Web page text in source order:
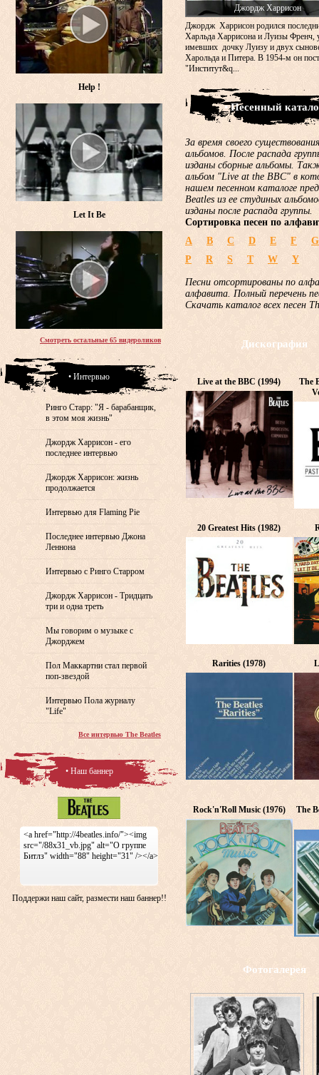
Джордж Харрисон
Джордж Харрисон родился
Харльда Харрисона и Луизы Френч,
имевших дочку Луизу и двух
Харольда и Питера. В 1954-м он
"Институт&q...
• Песенный
За время своего
альбомов. После распада
изданы сборные альбомы.
альбом "Live at the BBC" в
нашем песенном каталоге
Beatles из ее студиных
изданы после распада группы.
Сортировка песен по
A
B C D E F
G
P
R S T W Y
Песни отсортированы по
алфавита. Полный перечень
Скачать каталог всех песен
Дискография
Live at the BBC (1994)
The
20 Greatest Hits (1982)
Rarities (1978)
Rock'n'Roll Music (1976) The
Фотогалерея
Help !
Let It Be
Смотреть остальные 65 видероликов
• Интервью
Ринго Старр: "Я - барабанщик,
в этом моя жизнь"
Джордж Харрисон - его
последнее интервью
Джордж Харрисон: жизнь
продолжается
Интервью для Flaming Pie
Последнее интервью Джона
Леннона
Интервью с Ринго Старром
Джордж Харрисон - Тридцать
три и одна треть
Мы говорим о музыке с
Джорджем
Пол Маккартни стал первой
поп-звездой
Интервью Пола журналу
"Life"
Все интервью The Beatles
• Наш баннер
<a href="http://4beatles.info/"><img
src="/88x31_vb.jpg" alt="О группе
Битлз" width="88" height="31" /></a>
Поддержи наш сайт, размести наш баннер!!